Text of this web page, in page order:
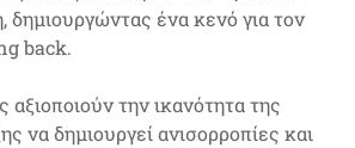
δημιουργώντας ένα κενό για τον
back.
αξιοποιούν την ικανότητα της
να δημιουργεί ανισορροπίες και